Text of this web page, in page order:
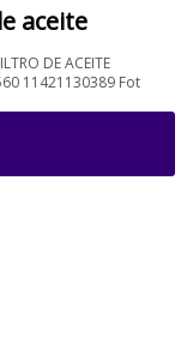
aceite
DE ACEITE
11421130389 Fot